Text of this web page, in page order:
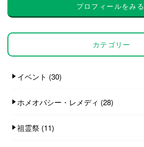
プロフィールをみる
カテゴリー
イベント (30)
ホメオパシー・レメディ (28)
祖霊祭 (11)